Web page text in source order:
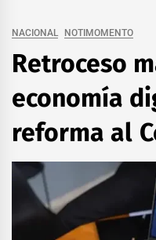
NACIONAL NOTIMOMENTO
Retroceso
economía
reforma al